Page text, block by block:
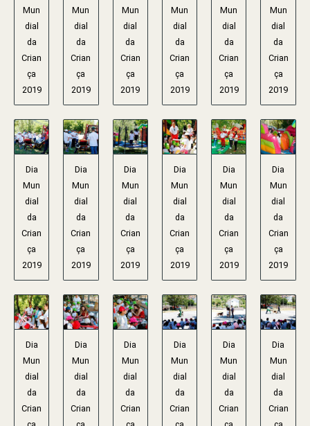
Mun
dial
da
Crian
ça
2019
Mun
dial
da
Crian
ça
2019
Mun
dial
da
Crian
ça
2019
Mun
dial
da
Crian
ça
2019
Mun
dial
da
Crian
ça
2019
Mun
dial
da
Crian
ça
2019
Dia
Mun
dial
da
Crian
ça
2019
Dia
Mun
dial
da
Crian
ça
2019
Dia
Mun
dial
da
Crian
ça
2019
Dia
Mun
dial
da
Crian
ça
2019
Dia
Mun
dial
da
Crian
ça
2019
Dia
Mun
dial
da
Crian
ça
2019
Dia
Mun
dial
da
Crian
Dia
Mun
dial
da
Crian
Dia
Mun
dial
da
Crian
Dia
Mun
dial
da
Crian
Dia
Mun
dial
da
Crian
Dia
Mun
dial
da
Crian